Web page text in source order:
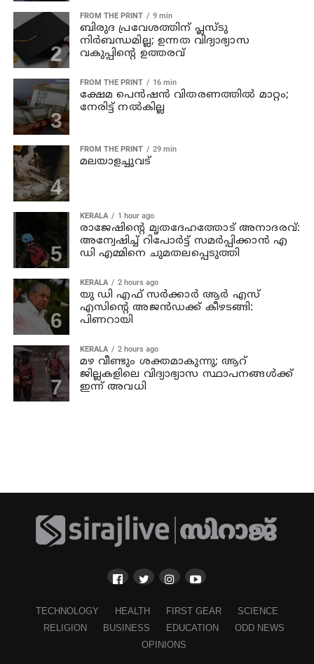
FROM THE PRINT 9 min
ബിരുദ പ്രവേശത്തിന് പ്ലസ്ടു
നിര്‍ബന്ധമില്ല; ഉന്നത വിദ്യാഭ്യാസ
വകുപ്പിന്റെ ഉത്തരവ്
FROM THE PRINT 16 min
ക്ഷേമ പെന്‍ഷന്‍ വിതരണത്തില്‍ മാറ്റം;
നേരിട്ട് നല്‍കില്ല
FROM THE PRINT 29 min
മലയാളച്ചുവട്
KERALA 1 hour ago
രാജേഷിന്റെ മൃതദേഹത്തോട് അനാദരവ്:
അന്വേഷിച്ച് റിപോര്‍ട്ട് സമര്‍പ്പിക്കാന്‍ എ
ഡി എമ്മിനെ ചുമതലപ്പെടുത്തി
KERALA 2 hours ago
യു ഡി എഫ് സര്‍ക്കാര്‍ ആര്‍ എസ്
എസിന്റെ അജന്‍ഡക്ക്‌ കീഴടങ്ങി:
പിണറായി
KERALA 2 hours ago
മഴ വീണ്ടും ശക്തമാകുന്നു; ആറ്
ജില്ലകളിലെ വിദ്യാഭ്യാസ സ്ഥാപനങ്ങള്‍ക്ക്
ഇന്ന് അവധി
TECHNOLOGY HEALTH FIRST GEAR
SCIENCE
RELIGION
BUSINESS EDUCATION
ODD NEWS
OPINIONS